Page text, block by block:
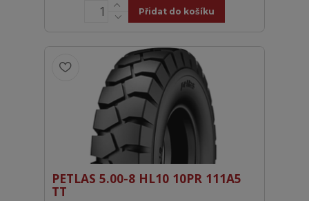
Přidat do košíku
PETLAS 5.00-8 HL10 10PR 111A5
TT